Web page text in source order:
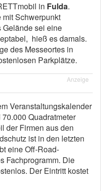
in Fulda.
mit Schwerpunkt
Gelände sei eine
hieß es damals.
des Messeortes in
Parkplätze.
Anzeige
Veranstaltungskalender
Quadratmeter
der Firmen aus den
ist in den letzten
eine Off-Road-
Fachprogramm. Die
Der Eintritt kostet